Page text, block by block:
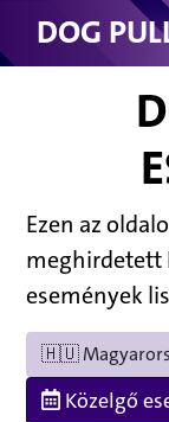
DOG
Ezen az
meghirdetett
események
🇭🇺
Közelgő